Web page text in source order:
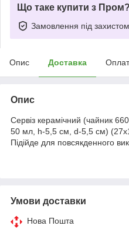
Що таке купити з Пром?
Замовлення під захистом
Опис Доставка
Опис
Сервіз керамічний (чайник
50 мл, h-5,5 см, d-5,5 см)
Підійде для повсякденного
Умови доставки
Нова Пошта